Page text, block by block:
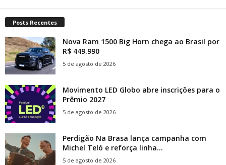
Posts Recentes
Nova Ram 1500 Big Horn chega ao Brasil por
R$ 449.990
5 de agosto de 2026
Movimento LED Globo abre inscrições para o
Prêmio 2027
5 de agosto de 2026
Perdigão Na Brasa lança campanha com
Michel Teló e reforça linha...
5 de agosto de 2026